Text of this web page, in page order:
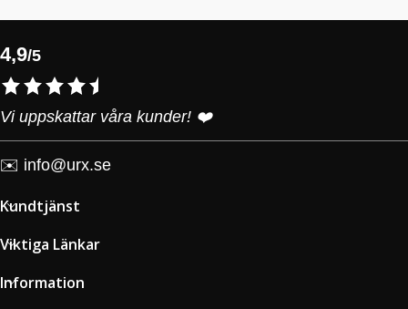
4,9/5
Vi uppskattar våra kunder! ❤️
✉️ info@urx.se
Kundtjänst
Viktiga Länkar
Information